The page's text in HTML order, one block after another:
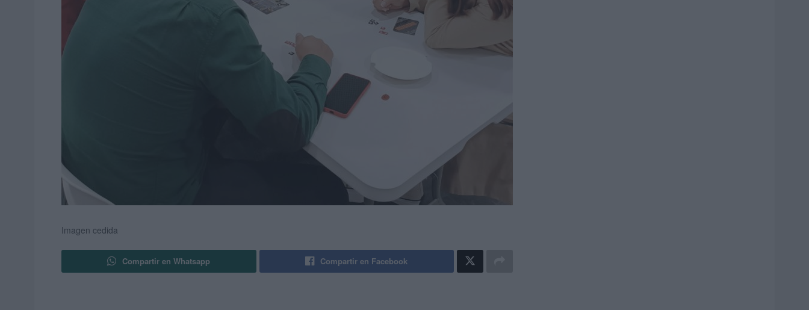
Imagen cedida
Compartir en Whatsapp Compartir en Facebook